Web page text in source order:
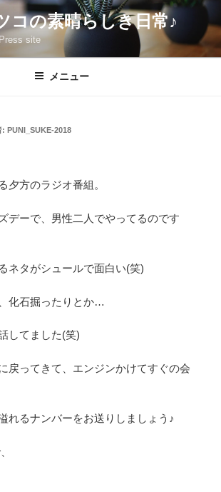
コの素晴らしき日常♪
site
メニュー
: PUNI_SUKE-2018
夕方のラジオ番組。
デーで、男性二人でやってるのです
ネタがシュールで面白い(笑)
化石掘ったりとか…
してました(笑)
戻ってきて、エンジンかけてすぐの会
れるナンバーをお送りしましょう♪